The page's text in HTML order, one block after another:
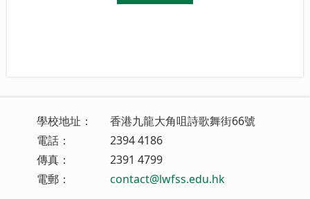
學校地址：
香港九龍大角咀詩歌舞街66號
電話：
2394 4186
傳真：
2391 4799
電郵：
contact@lwfss.edu.hk